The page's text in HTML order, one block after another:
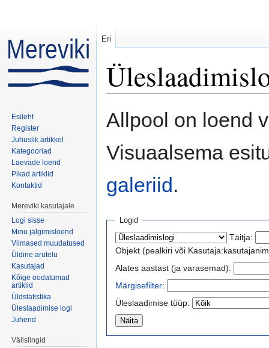
Allpool on loend
Visuaalsema
galeriid .
Logid
Täitja:
Objekt (pealkiri või
Alates aastast (ja varasemad):
Märgisefilter:
Üleslaadimise tüüp:
Eri
Esileht
Register
Juhuslik artikkel
Kategooriad
Laevade loend
Pikad artiklid
Kontaktid
Mereviki kasutajale
Logi sisse
Minu jälgimisloend
Viimased muudatused
Üldine arutelu
Kasutajad
Kõige oodatumad
artiklid
Üldstatistika
Üleslaadimise logi
Juhend
Välislingid